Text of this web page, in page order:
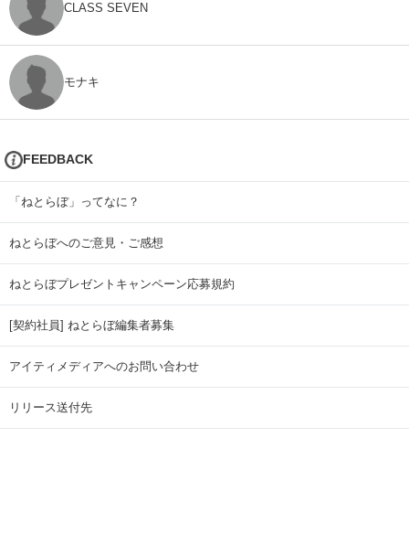
CLASS SEVEN
モナキ
FEEDBACK
「ねとらぼ」ってなに？
ねとらぼへのご意見・ご感想
ねとらぼプレゼントキャンペーン応募規約
[契約社員] ねとらぼ編集者募集
アイティメディアへのお問い合わせ
リリース送付先